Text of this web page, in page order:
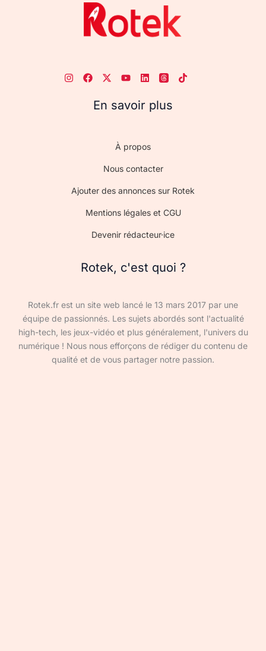
En savoir plus
À propos
Nous contacter
Ajouter des annonces sur Rotek
Mentions légales et CGU
Devenir rédacteur·ice
Rotek, c'est quoi ?
Rotek.fr est un site web lancé le 13 mars 2017 par une
équipe de passionnés. Les sujets abordés sont l'actualité
high-tech, les jeux-vidéo et plus généralement, l'univers du
numérique ! Nous nous efforçons de rédiger du contenu de
qualité et de vous partager notre passion.